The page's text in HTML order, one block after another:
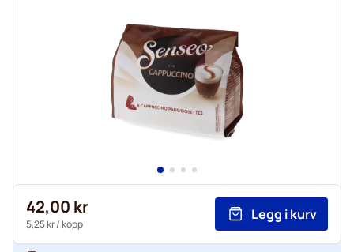
42,00 kr
5,25 kr/ kopp
Legg i kurv